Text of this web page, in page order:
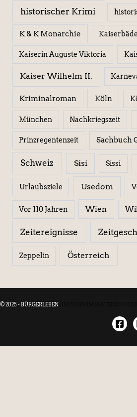
historischer Krimi
K & K Monarchie
Kaiserin Auguste Viktoria
Kaiser Wilhelm II.
Kriminalroman Köln
München Nachkriegszeit
Prinzregentenzeit Sachbuch
Schweiz Sisi Sissi
Urlaubsziele Usedom
Vor 110 Jahren Wien
Zeitereignisse
Zeppelin Österreich
© 2025 - BÜRGERLEBEN